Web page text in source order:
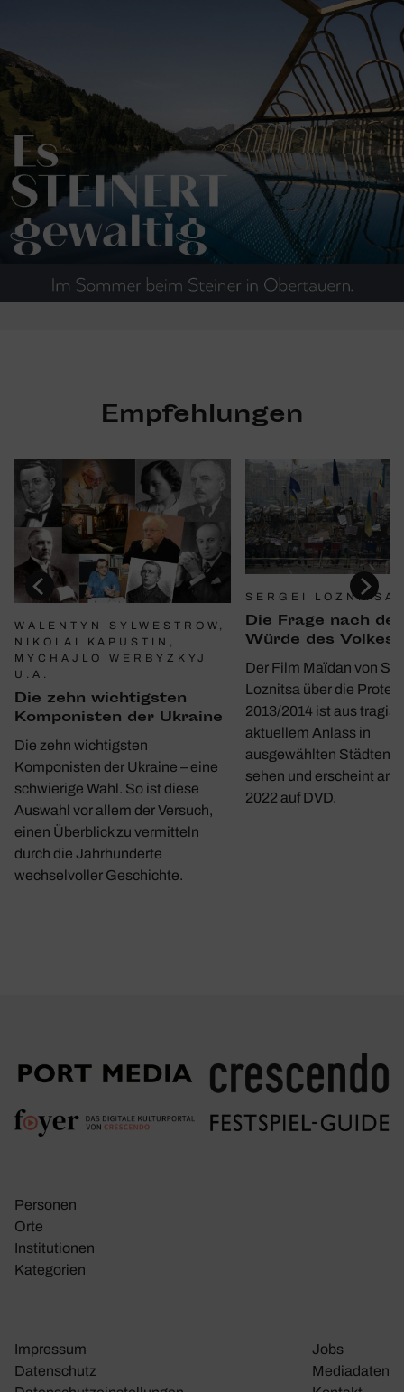
Empfehlungen
WALENTYN SYLWESTROW,
NIKOLAI KAPUSTIN,
MYCHAJLO WERBYZKYJ
U.A.
Die zehn wich­tigsten
Kompo­nisten der Ukraine
Die zehn wichtigsten
Komponisten der Ukraine – eine
schwierige Wahl. So ist diese
Auswahl vor allem der Versuch,
einen Überblick zu vermitteln
durch die Jahrhunderte
wechselvoller Geschichte.
SERGEI LOZNITSA
Die Frage nach der
Würde des Volkes
Der Film Maïdan von
Loznitsa über die
2013/2014 ist aus
aktuellem Anlass in
ausgewählten Städten
sehen und erscheint am
2022 auf DVD.
Personen
Orte
Insti­tu­tionen
Kate­go­rien
Impressum
Daten­schutz
Jobs
Media­daten